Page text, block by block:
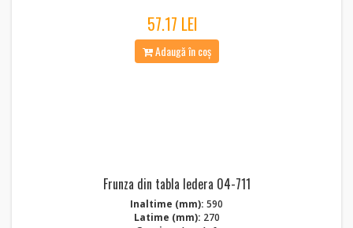
57.17 LEI
Adaugă în coș
Frunza din tabla Iedera 04-711
Inaltime (mm): 590
Latime (mm): 270